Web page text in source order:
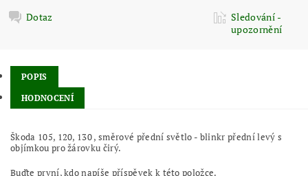
Dotaz
Sledování -
upozornění
POPIS
HODNOCENÍ
Škoda 105, 120, 130 , směrové přední světlo - blinkr přední levý s
objímkou pro žárovku čirý.
Buďte první, kdo napíše příspěvek k této položce.